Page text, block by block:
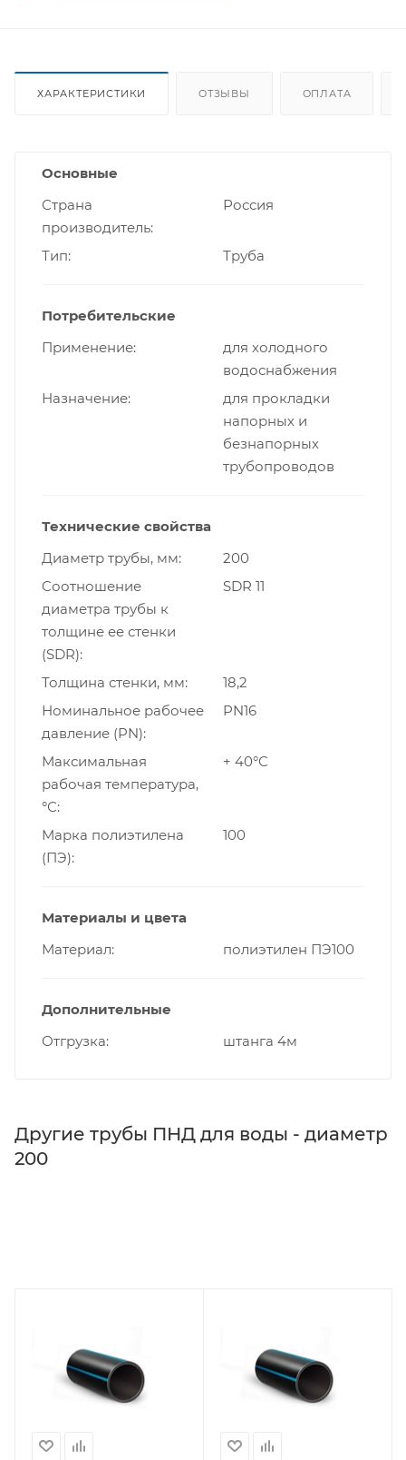
ХАРАКТЕРИСТИКИ ОТЗЫВЫ ОПЛАТА
Основные
Страна
производитель
Россия
Тип Труба
Потребительские
Применение
для холодного
водоснабжения
Назначение
для прокладки
напорных и
безнапорных
трубопроводов
Технические свойства
Диаметр трубы, мм
200
Cоотношение
диаметра трубы к
толщине ее стенки
(SDR)
SDR 11
Толщина стенки, мм
18,2
Номинальное рабочее
давление (PN)
PN16
Максимальная
рабочая температура,
°С
+ 40°С
Марка полиэтилена
(ПЭ)
100
Материалы и цвета
Материал
полиэтилен ПЭ100
Дополнительные
Отгрузка
штанга 4м
Другие трубы ПНД для воды - диаметр
200